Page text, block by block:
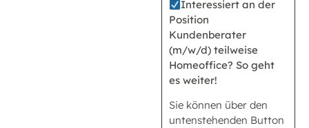
Interessiert an der
Position
Kundenberater
(m/w/d) teilweise
Homeoffice? So geht
es weiter!
Sie können über den
untenstehenden Button